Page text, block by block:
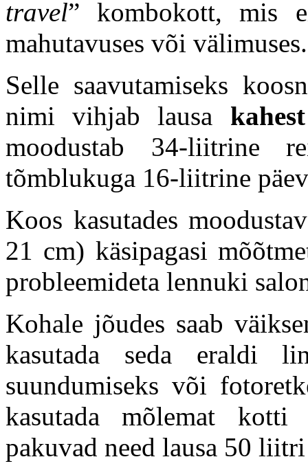
travel” kombokott, mis
mahutavuses või välimuses.
Selle saavutamiseks
nimi vihjab lausa
moodustab 34-liitrine
tõmblukuga 16-liitrine
Koos kasutades
21 cm) käsipagasi
probleemideta lennuki
Kohale jõudes saab
kasutada seda eraldi
suundumiseks või
kasutada mõlemat
pakuvad need lausa 50